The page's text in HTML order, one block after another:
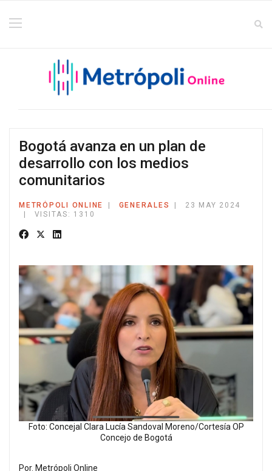
Bogotá avanza en un plan de
desarrollo con los medios
comunitarios
METRÓPOLI ONLINE GENERALES
23 MAY 2024
VISITAS: 1310
Foto: Concejal Clara Lucía Sandoval Moreno/Cortesía OP
Concejo de Bogotá
Por. Metrópoli Online